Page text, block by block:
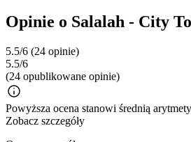
Opinie o Salalah - City
5.5/6 (24 opinie)
5.5/6
(24 opublikowane opinie)
Powyższa ocena stanowi średnią
Zobacz szczegóły